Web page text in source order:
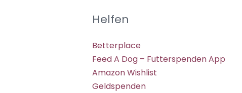
Helfen
Betterplace
Feed A Dog – Futterspenden App
Amazon Wishlist
Geldspenden